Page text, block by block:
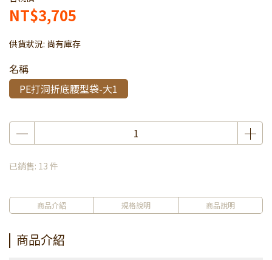
NT$3,705
供貨狀況: 尚有庫存
名稱
PE打洞折底腰型袋-大1
已銷售: 13 件
商品介紹 規格說明 商品說明
商品介紹